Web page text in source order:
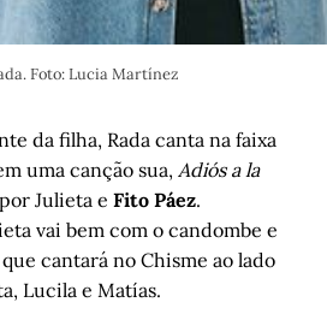
Foto: Lucia Martínez
da filha, Rada canta na faixa
uma canção sua, Adiós a la
Julieta e Fito Páez.
vai bem com o candombe e
que cantará no Chisme ao lado
Lucila e Matías.